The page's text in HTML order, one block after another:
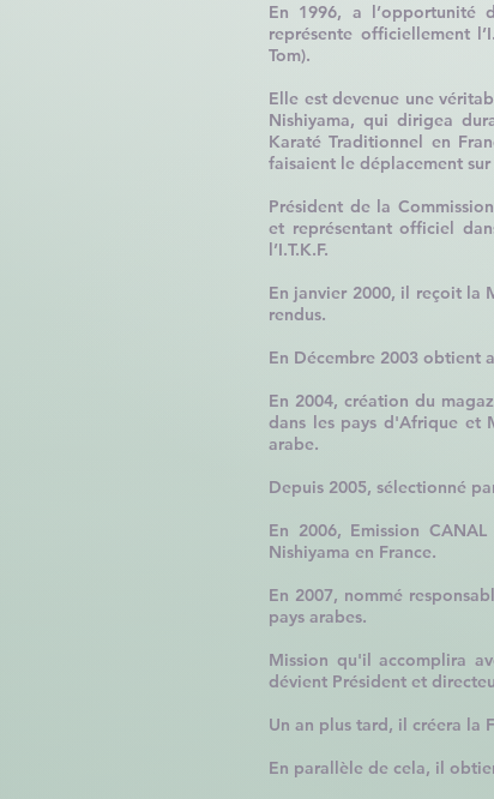
En 1996, a l’opportunité
représente officiellement
Tom).
Elle est devenue une
Nishiyama, qui dirigea
Karaté Traditionnel en
faisaient le déplacement sur
Président de la
et représentant officiel
l’I.T.K.F.
En janvier 2000, il reçoit la
rendus.
En Décembre 2003 obtient
En 2004, création du
dans les pays d'Afrique et
arabe.
Depuis 2005, sélectionné
En 2006, Emission
Nishiyama en France.
En 2007, nommé
pays arabes.
Mission qu'il accomplira
dévient Président et
Un an plus tard, il créera la
En parallèle de cela, il